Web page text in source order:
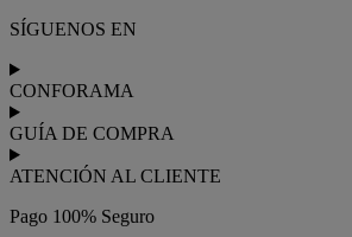
SÍGUENOS EN
CONFORAMA
GUÍA DE COMPRA
ATENCIÓN AL CLIENTE
Pago 100% Seguro